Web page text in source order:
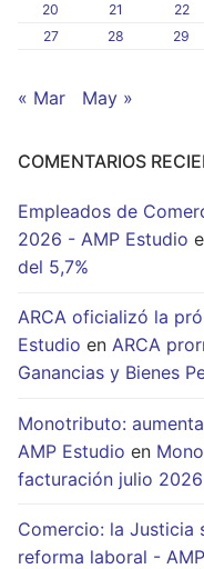
20
21 22
27
28 29
« Mar May »
COMENTARIOS
Empleados de
2026 - AMP Estudio
del 5,7%
ARCA oficializó la
Estudio en ARCA
Ganancias y Bienes
Monotributo:
AMP Estudio en
facturación julio 2026
Comercio: la Justicia
reforma laboral -